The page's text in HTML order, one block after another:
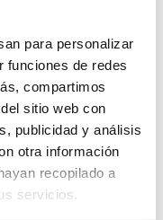
para personalizar
funciones de redes
compartimos
sitio web con
publicidad y análisis
otra información
recopilado a
servicios.
stellt den Benutzern
und den Zugang zu
relevanten
die auf dieser
Benutzer auf andere
über welche
Website keinerlei
Titels, aber ist